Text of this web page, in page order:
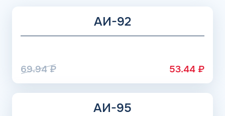
АИ-92
69.94₽ 53.44 ₽
АИ-95